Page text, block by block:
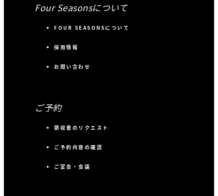
Four Seasonsについて
FOUR SEASONSについて
採用情報
お問い合わせ
ご予約
領収書のリクエスト
ご予約内容の確認
ご宴会・会議